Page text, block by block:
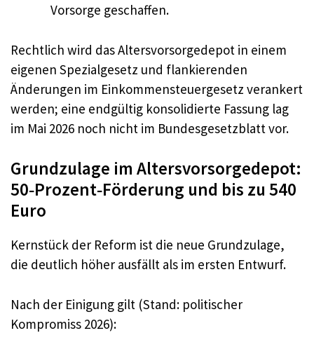
Vorsorge geschaffen.
Rechtlich wird das Altersvorsorgedepot in einem
eigenen Spezialgesetz und flankierenden
Änderungen im Einkommensteuergesetz verankert
werden; eine endgültig konsolidierte Fassung lag
im Mai 2026 noch nicht im Bundesgesetzblatt vor.
Grundzulage im Altersvorsorgedepot:
50‑Prozent‑Förderung und bis zu 540
Euro
Kernstück der Reform ist die neue Grundzulage,
die deutlich höher ausfällt als im ersten Entwurf.
Nach der Einigung gilt (Stand: politischer
Kompromiss 2026):